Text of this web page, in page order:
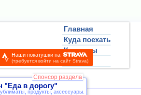
Главная
Куда поехать
Контакты
Вход
Масейо, Бразилия
Спонсор раздела
"Еда в дорогу"
продукты, аксессуары.
Наши покатушки на
(требуется войти на сайт Strava)